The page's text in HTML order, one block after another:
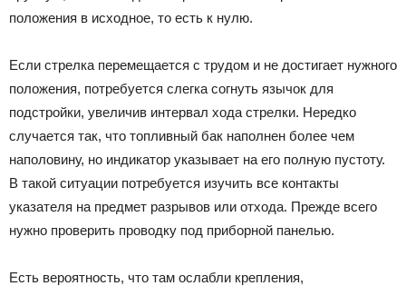
положения в исходное, то есть к нулю.
Если стрелка перемещается с трудом и не достигает нужного
положения, потребуется слегка согнуть язычок для
подстройки, увеличив интервал хода стрелки. Нередко
случается так, что топливный бак наполнен более чем
наполовину, но индикатор указывает на его полную пустоту.
В такой ситуации потребуется изучить все контакты
указателя на предмет разрывов или отхода. Прежде всего
нужно проверить проводку под приборной панелью.
Есть вероятность, что там ослабли крепления,